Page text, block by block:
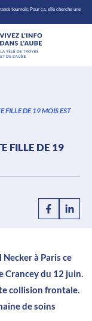
tournois; Pour ça, elle cherche une
FILLE DE 19 MOIS EST
FILLE DE 19
à Paris ce
Crancey du 12 juin.
collision frontale.
de soins